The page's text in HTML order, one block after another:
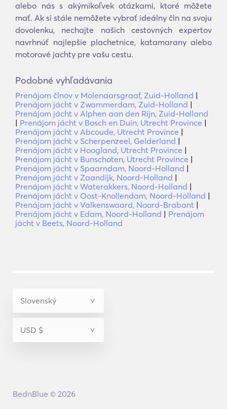
alebo nás s akýmikoľvek otázkami, ktoré môžete
mať. Ak si stále nemôžete vybrať ideálny čln na svoju
dovolenku, nechajte našich cestovných expertov
navrhnúť najlepšie plachetnice, katamarany alebo
motorové jachty pre vašu cestu.
Podobné vyhľadávania
Prenájom člnov v Molenaarsgraaf, Zuid-Holland |
Prenájom jácht v Zwammerdam, Zuid-Holland |
Prenájom jácht v Alphen aan den Rijn, Zuid-Holland
| Prenájom jácht v Bosch en Duin, Utrecht Province |
Prenájom jácht v Abcoude, Utrecht Province |
Prenájom jácht v Scherpenzeel, Gelderland |
Prenájom jácht v Hoogland, Utrecht Province |
Prenájom jácht v Bunschoten, Utrecht Province |
Prenájom jácht v Spaarndam, Noord-Holland |
Prenájom jácht v Zaandijk, Noord-Holland |
Prenájom jácht v Waterakkers, Noord-Holland |
Prenájom jácht v Oost-Knollendam, Noord-Holland |
Prenájom jácht v Valkenswaard, Noord-Brabant |
Prenájom jácht v Edam, Noord-Holland | Prenájom
jácht v Beets, Noord-Holland
BednBlue © 2026